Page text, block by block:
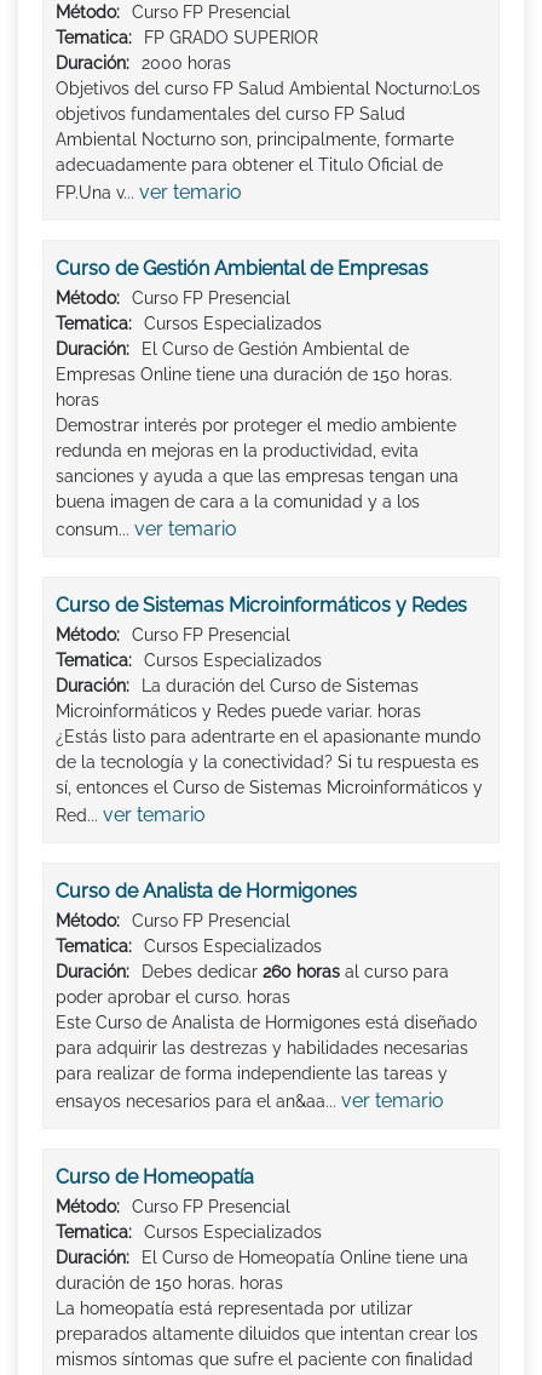
Método:
Curso FP Presencial
Tematica:
FP GRADO SUPERIOR
Duración:
2000 horas
Objetivos del curso FP Salud Ambiental Nocturno:Los
objetivos fundamentales del curso FP Salud
Ambiental Nocturno son, principalmente, formarte
adecuadamente para obtener el Titulo Oficial de
FP.Una v... ver temario
Curso de Gestión Ambiental de Empresas
Método:
Curso FP Presencial
Tematica:
Cursos Especializados
Duración:
El Curso de Gestión Ambiental de
Empresas Online tiene una duración de 150 horas.
horas
Demostrar interés por proteger el medio ambiente
redunda en mejoras en la productividad, evita
sanciones y ayuda a que las empresas tengan una
buena imagen de cara a la comunidad y a los
consum... ver temario
Curso de Sistemas Microinformáticos y Redes
Método:
Curso FP Presencial
Tematica:
Cursos Especializados
Duración:
La duración del Curso de Sistemas
Microinformáticos y Redes puede variar. horas
¿Estás listo para adentrarte en el apasionante mundo
de la tecnología y la conectividad? Si tu respuesta es
sí, entonces el Curso de Sistemas Microinformáticos y
Red... ver temario
Curso de Analista de Hormigones
Método:
Curso FP Presencial
Tematica:
Cursos Especializados
Duración:
Debes dedicar 260 horas al curso para
poder aprobar el curso. horas
Este Curso de Analista de Hormigones está diseñado
para adquirir las destrezas y habilidades necesarias
para realizar de forma independiente las tareas y
ensayos necesarios para el an&aa... ver temario
Curso de Homeopatía
Método:
Curso FP Presencial
Tematica:
Cursos Especializados
Duración:
El Curso de Homeopatía Online tiene una
duración de 150 horas. horas
La homeopatía está representada por utilizar
preparados altamente diluidos que intentan crear los
mismos síntomas que sufre el paciente con finalidad